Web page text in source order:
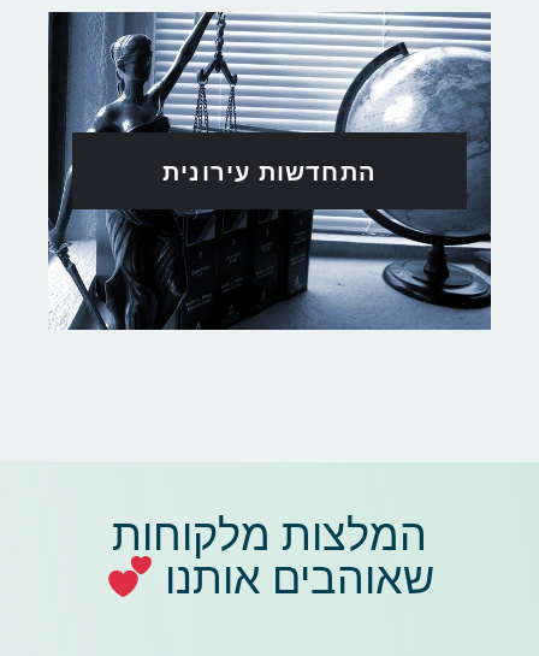
התחדשות עירונית
המלצות מלקוחות
שאוהבים אותנו